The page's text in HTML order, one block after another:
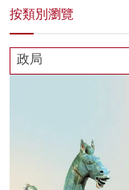
按類別瀏覽
政局